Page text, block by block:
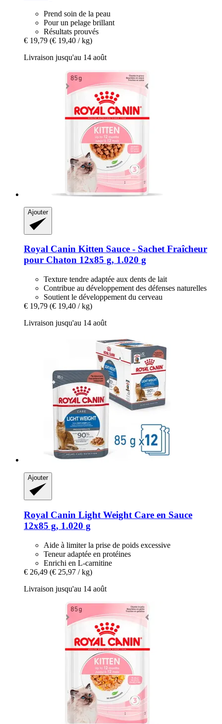
Prend soin de la peau
Pour un pelage brillant
Résultats prouvés
€ 19,79 (€ 19,40 / kg)
Livraison jusqu'au 14 août
Ajouter
Royal Canin Kitten Sauce -​ Sachet Fraîcheur
pour Chaton 12x85 g, 1.020 g
Texture tendre adaptée aux dents de lait
Contribue au développement des défenses naturelles
Soutient le développement du cerveau
€ 19,79 (€ 19,40 / kg)
Livraison jusqu'au 14 août
Ajouter
Royal Canin Light Weight Care en Sauce
12x85 g, 1.020 g
Aide à limiter la prise de poids excessive
Teneur adaptée en protéines
Enrichi en L-carnitine
€ 26,49 (€ 25,97 / kg)
Livraison jusqu'au 14 août